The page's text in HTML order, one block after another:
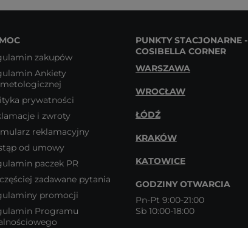
zakupów
Ankiety
prywatności
i zwroty
reklamacyjny
od umowy
paczek PR
zadawane pytania
promocji
Programu
PUNKTY STACJONARNE -
COSIBELLA CORNER
WARSZAWA
WROCŁAW
ŁÓDŹ
KRAKÓW
KATOWICE
GODZINY OTWARCIA
Pn-Pt 9:00-21:00
Sb 10:00-18:00